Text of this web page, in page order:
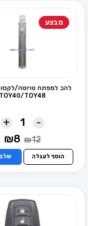
מבצע
להב למפתח טויוטה/
TOY40/TOY48
-
+
₪12
המחיר
היה:
₪12.
₪8
הוסף לעגלה